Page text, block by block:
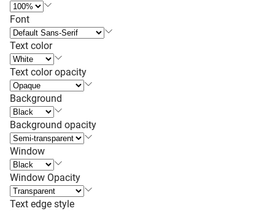
Font
Text color
Text color opacity
Background
Background opacity
Window
Window Opacity
Text edge style